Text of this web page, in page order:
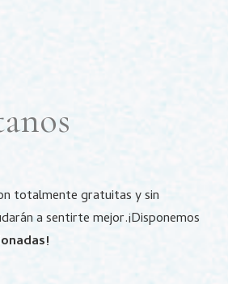
totalmente gratuitas y sin
a sentirte mejor.¡Disponemos